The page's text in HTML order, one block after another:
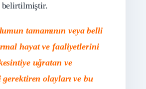
belirtilmiştir.
tamamının veya belli
hayat ve faaliyetlerini
uğratan ve
olayları ve bu